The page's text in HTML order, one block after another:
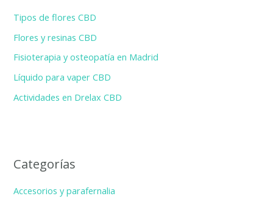
o
r
:
Tipos de flores CBD
Flores y resinas CBD
Fisioterapia y osteopatía en Madrid
Líquido para vaper CBD
Actividades en Drelax CBD
Categorías
Accesorios y parafernalia